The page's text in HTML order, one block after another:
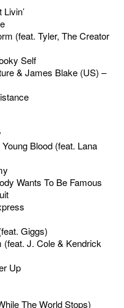
(feat. Tyler, The Creator
Self
& James Blake (US) –
Blood (feat. Lana
Wants To Be Famous
Giggs)
J. Cole & Kendrick
Up
The World Stops)